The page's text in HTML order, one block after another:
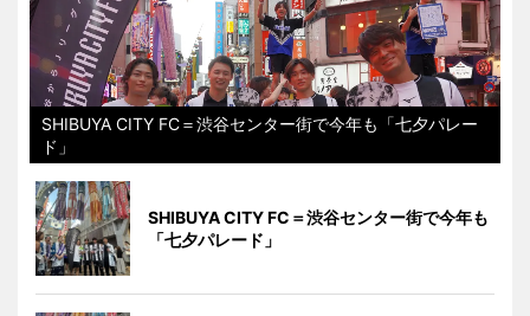
SHIBUYA CITY FC＝渋谷センター街で今年も「七夕パレー
ド」
SHIBUYA CITY FC＝渋谷センター街で今年も
「七夕パレード」